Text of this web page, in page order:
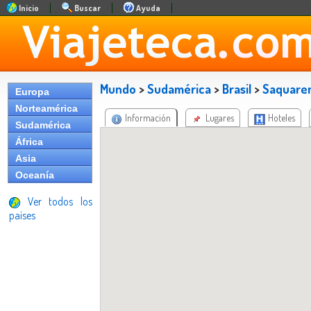
Inicio Buscar Ayuda
Europa
Norteamérica
Sudamérica
África
Asia
Oceanía
Ver todos los
países
Mundo >Sudamérica > Brasil >
Información Lugares Hoteles